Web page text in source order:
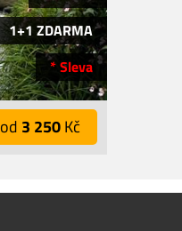
1+1 ZDARMA
* Sleva
od 3 250Kč